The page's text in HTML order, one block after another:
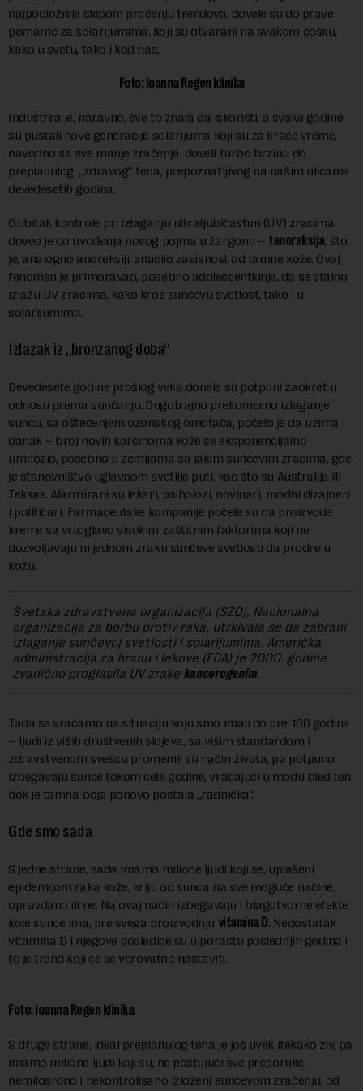
najpodložnije slepom praćenju trendova, dovele su do prave
pomame za solarijumima, koji su otvarani na svakom ćošku,
kako u svetu, tako i kod nas.
Foto: Ioanna Regen klinika
Industrija je, naravno, sve to znala da iskoristi, a svake godine
su puštali nove generacije solarijuma koji su za kraće vreme,
navodno sa sve manje zračenja, doveli turbo brzinu do
preplanulog, „zdravog” tena, prepoznatljivog na našim ulicama
devedesetih godina.
Gubitak kontrole pri izlaganju ultraljubičastim (UV) zracima
doveo je do uvođenja novog pojma u žargonu – tanoreksija, što
je, analogno anoreksiji, značilo zavisnost od tamne kože. Ovaj
fenomen je primoravao, posebno adolescentkinje, da se stalno
izlažu UV zracima, kako kroz sunčevu svetlost, tako i u
solarijumima.
Izlazak iz „bronzanog doba“
Devedesete godine prošlog veka donele su potpuni zaokret u
odnosu prema sunčanju. Dugotrajno prekomerno izlaganje
suncu, sa oštećenjem ozonskog omotača, počelo je da uzima
danak – broj novih karcinoma kože se eksponencijalno
umnožio, posebno u zemljama sa jakim sunčevim zracima, gde
je stanovništvo uglavnom svetlije puti, kao što su Australija ili
Teksas. Alarmirani su lekari, psiholozi, novinari, modni dizajneri
i političari. Farmaceutske kompanije počele su da proizvode
kreme sa vrtoglavo visokim zaštitnim faktorima koji ne
dozvoljavaju ni jednom zraku sunčeve svetlosti da prodre u
kožu.
Svetska zdravstvena organizacija (SZO), Nacionalna
organizacija za borbu protiv raka, utrkivala se da zabrani
izlaganje sunčevoj svetlosti i solarijumima. Američka
administracija za hranu i lekove (FDA) je 2000. godine
zvanično proglasila UV zrake kancerogenim.
Tada se vraćamo na situaciju koju smo imali do pre 100 godina
– ljudi iz viših društvenih slojeva, sa višim standardom i
zdravstvenom svešću promenili su način života, pa potpuno
izbegavaju sunce tokom cele godine, vraćajući u modu bled ten,
dok je tamna boja ponovo postala „radnička“.
Gde smo sada
S jedne strane, sada imamo milione ljudi koji se, uplašeni
epidemijom raka kože, kriju od sunca na sve moguće načine,
opravdano ili ne. Na ovaj način izbegavaju i blagotvorne efekte
koje sunce ima, pre svega proizvodnju vitamina D. Nedostatak
vitamina D i njegove posledice su u porastu poslednjih godina i
to je trend koji će se verovatno nastaviti.
Foto: Ioanna Regen klinika
S druge strane, ideal preplanulog tena je još uvek itekako živ, pa
imamo milione ljudi koji su, ne poštujući sve preporuke,
nemilosrdno i nekontrolisano izloženi sunčevom zračenju, od